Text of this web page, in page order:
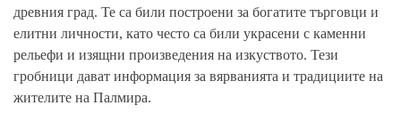
древния град. Те са били построени за богатите търговци и
елитни личности, като често са били украсени с каменни
рельефи и изящни произведения на изкуството. Тези
гробници дават информация за вярванията и традициите на
жителите на Палмира.